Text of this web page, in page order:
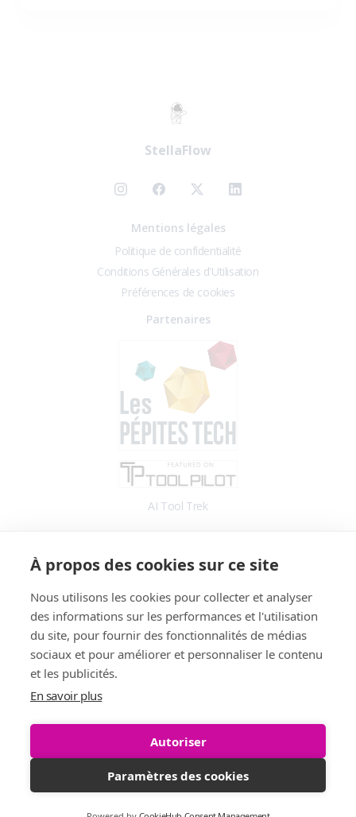
À propos des cookies sur ce site
Nous utilisons les cookies pour collecter et analyser
des informations sur les performances et l'utilisation
du site, pour fournir des fonctionnalités de médias
sociaux et pour améliorer et personnaliser le contenu
et les publicités.
En savoir plus
Autoriser
Paramètres des cookies
StellaFlow
Mentions légales
Politique de confidentialité
Conditions Générales d'Utilisation
Préférences de cookies
Partenaires
AI Tool Trek
Application
Informations
Fonctionnalités
FAQ
All rights reserved. Copyright © 2026 StellaFlow.